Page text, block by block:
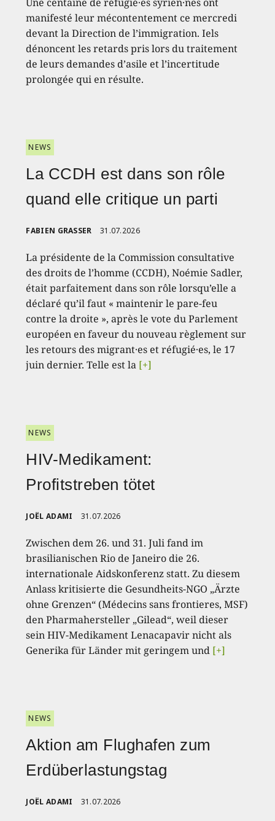
manifesté leur mécontentement ce mercredi
devant la Direction de l’immigration. Iels
dénoncent les retards pris lors du traitement
de leurs demandes d’asile et l’incertitude
prolongée qui en résulte.
NEWS
La CCDH est dans son rôle
quand elle critique un parti
FABIEN GRASSER 31.07.2026
La présidente de la Commission consultative
des droits de l’homme (CCDH), Noémie Sadler,
était parfaitement dans son rôle lorsqu’elle a
déclaré qu’il faut « maintenir le pare-feu
contre la droite », après le vote du Parlement
européen en faveur du nouveau règlement sur
les retours des migrant·es et réfugié·es, le 17
juin dernier. Telle est la [+]
NEWS
HIV-Medikament:
Profitstreben tötet
JOËL ADAMI 31.07.2026
Zwischen dem 26. und 31. Juli fand im
brasilianischen Rio de Janeiro die 26.
internationale Aidskonferenz statt. Zu diesem
Anlass kritisierte die Gesundheits-NGO „Ärzte
ohne Grenzen“ (Médecins sans frontieres, MSF)
den Pharmahersteller „Gilead“, weil dieser
sein HIV-Medikament Lenacapavir nicht als
Generika für Länder mit geringem und [+]
NEWS
Aktion am Flughafen zum
Erdüberlastungstag
JOËL ADAMI 31.07.2026